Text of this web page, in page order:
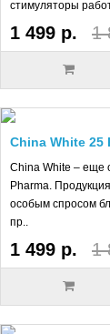
стимуляторы
1 499 р. 1
China White 25
China White – еще
Pharma.
особым спросом
пр..
1 499 р. 1